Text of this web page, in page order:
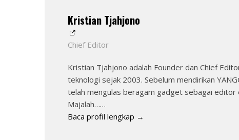
Kristian Tjahjono
Chief Editor
Kristian Tjahjono adalah Founder dan Chief
teknologi sejak 2003. Sebelum mendirikan
telah mengulas beragam gadget sebagai editor
Majalah……
Baca profil lengkap →